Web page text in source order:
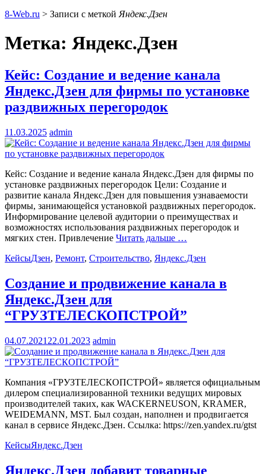
8-Web.ru > Записи с меткой Яндекс.Дзен
Метка: Яндекс.Дзен
Кейс: Создание и ведение канала
Яндекс.Дзен для фирмы по установке
раздвижных перегородок
11.03.2025 admin
Кейс: Создание и ведение канала Яндекс.Дзен для фирмы по
установке раздвижных перегородок Цели: Создание и
развитие канала Яндекс.Дзен для повышения узнаваемости
фирмы, занимающейся установкой раздвижных перегородок.
Информирование целевой аудитории о преимуществах и
возможностях использования раздвижных перегородок и
мягких стен. Привлечение Читать дальше …
КейсыДзен, Ремонт, Строительство, Яндекс.Дзен
Создание и продвижение канала в
Яндекс.Дзен для
“ГРУЗТЕЛЕСКОПСТРОЙ”
04.07.2021 22.01.2023 admin
Компания «ГРУЗТЕЛЕСКОПСТРОЙ» является официальным
дилером специализированной техники ведущих мировых
производителей таких, как WACKERNEUSON, KRAMER,
WEIDEMANN, MST. Был создан, наполнен и продвигается
канал в сервисе Яндекс.Дзен. Ссылка: https://zen.yandex.ru/gtst
КейсыЯндекс.Дзен
Яндекс.Дзен добавит товарные